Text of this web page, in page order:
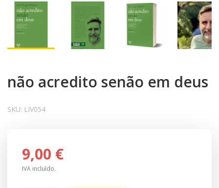
não acredito senão em deus
SKU: LIV054
9,00 €
IVA incluído.